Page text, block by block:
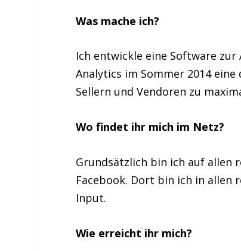
Was mache ich?
Ich entwickle eine Software
Analytics im Sommer 2014
Sellern und Vendoren zu
Wo findet ihr mich im Netz?
Grundsätzlich bin ich auf allen
Facebook. Dort bin ich in allen
Input.
Wie erreicht ihr mich?